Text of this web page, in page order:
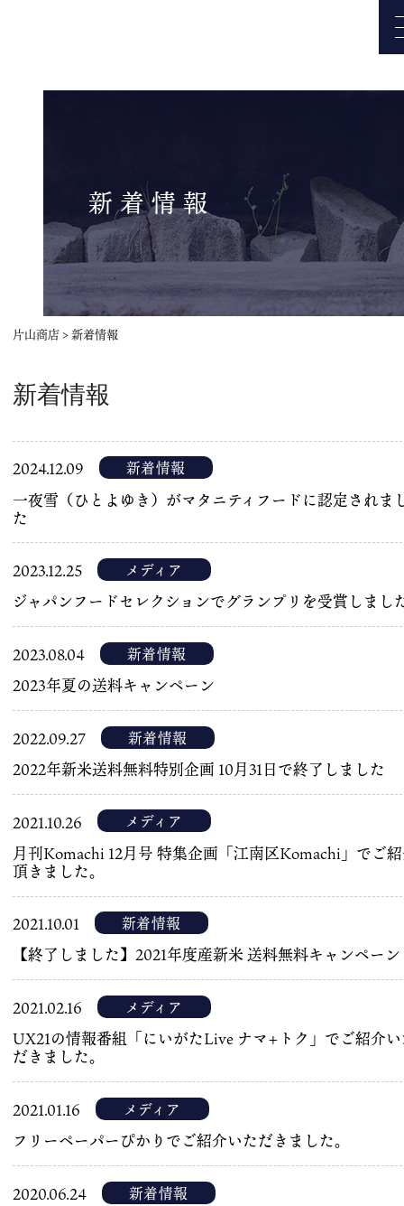
トップページ
会社概要
こだわり
取扱店情報
メディア掲載実績
お問い合わせ
プライバシーポリシー
特定商取引法に基づく表記
お支払い方法
カートをみる
新着情報
片山商店 >新着情報
新着情報
2024.12.09 新着情報
一夜雪（ひとよゆき）がマタニティフードに認定されま
た
2023.12.25 メディア
ジャパンフードセレクションでグランプリを受賞しまし
2023.08.04 新着情報
2023年夏の送料キャンペーン
2022.09.27 新着情報
2022年新米送料無料特別企画 10月31日で終了しました
2021.10.26 メディア
月刊Komachi 12月号 特集企画「江南区Komachi」でご
頂きました。
2021.10.01 新着情報
【終了しました】2021年度産新米 送料無料キャンペーン
2021.02.16 メディア
UX21の情報番組「にいがたLive ナマ+トク」でご紹介
だきました。
2021.01.16 メディア
フリーペーパーぴかりでご紹介いただきました。
2020.06.24 新着情報